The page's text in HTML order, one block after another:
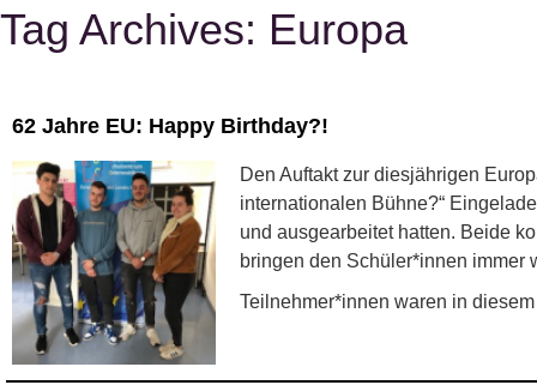
Tag Archives: Europa
62 Jahre EU: Happy Birthday?!
Den Auftakt zur diesjährigen
internationalen Bühne?“
und ausgearbeitet hatten. Beide
bringen den Schüler*innen immer
Teilnehmer*innen waren in